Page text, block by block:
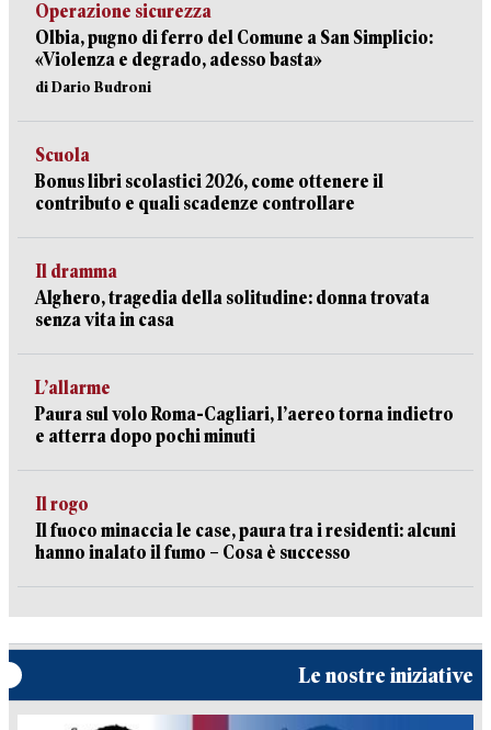
Operazione sicurezza
Olbia, pugno di ferro del Comune a San Simplicio:
«Violenza e degrado, adesso basta»
di Dario Budroni
Scuola
Bonus libri scolastici 2026, come ottenere il
contributo e quali scadenze controllare
Il dramma
Alghero, tragedia della solitudine: donna trovata
senza vita in casa
L’allarme
Paura sul volo Roma-Cagliari, l’aereo torna indietro
e atterra dopo pochi minuti
Il rogo
Il fuoco minaccia le case, paura tra i residenti: alcuni
hanno inalato il fumo – Cosa è successo
Le nostre iniziative